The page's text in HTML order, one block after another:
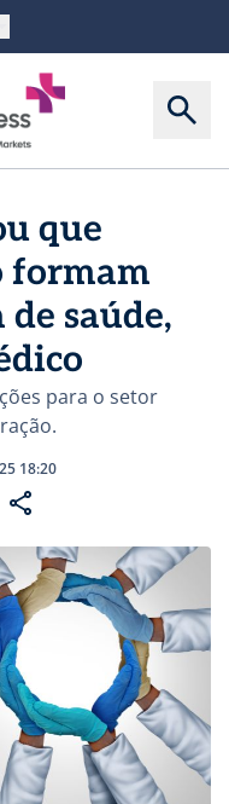
que
formam
saúde,
para o setor
18:20